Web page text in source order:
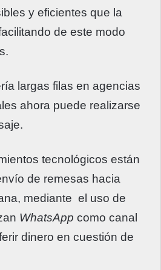
y eficientes que la
de este modo
largas filas en agencias
ahora puede realizarse
tecnológicos están
de remesas hacia
mediante el uso de
WhatsApp como canal
dinero en cuestión de